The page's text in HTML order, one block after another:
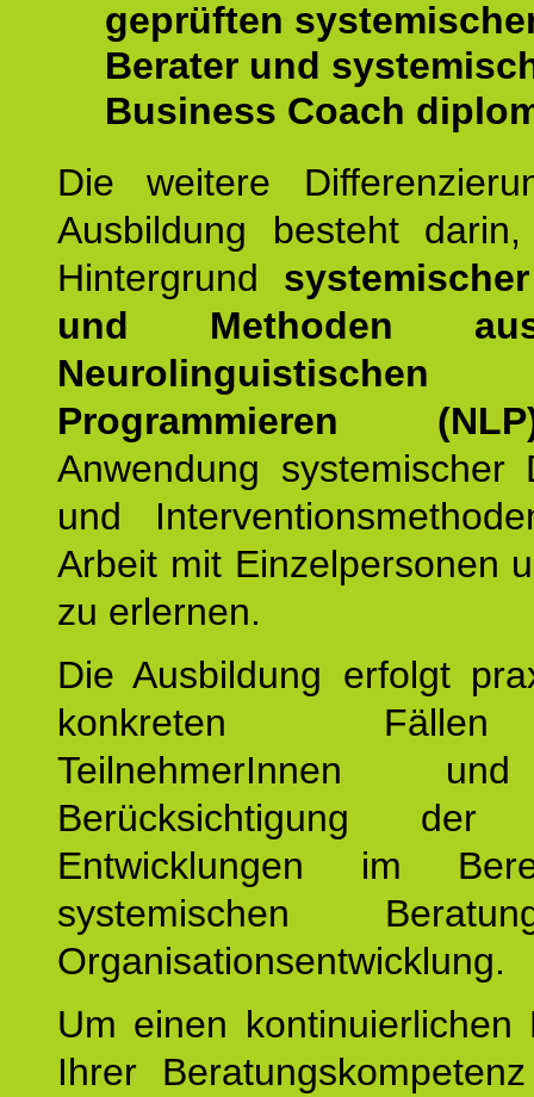
geprüften
Berater und
Business Coach
Die weitere
Ausbildung besteht
Hintergrund
und Methoden
Neurolinguistischen
Programmieren
Anwendung systemischer
und
Arbeit mit Einzelpersonen
zu erlernen.
Die Ausbildung erfolgt
konkreten
TeilnehmerInnen
Berücksichtigung der
Entwicklungen im
systemischen
Organisationsentwicklung.
Um einen kontinuierlichen
Ihrer